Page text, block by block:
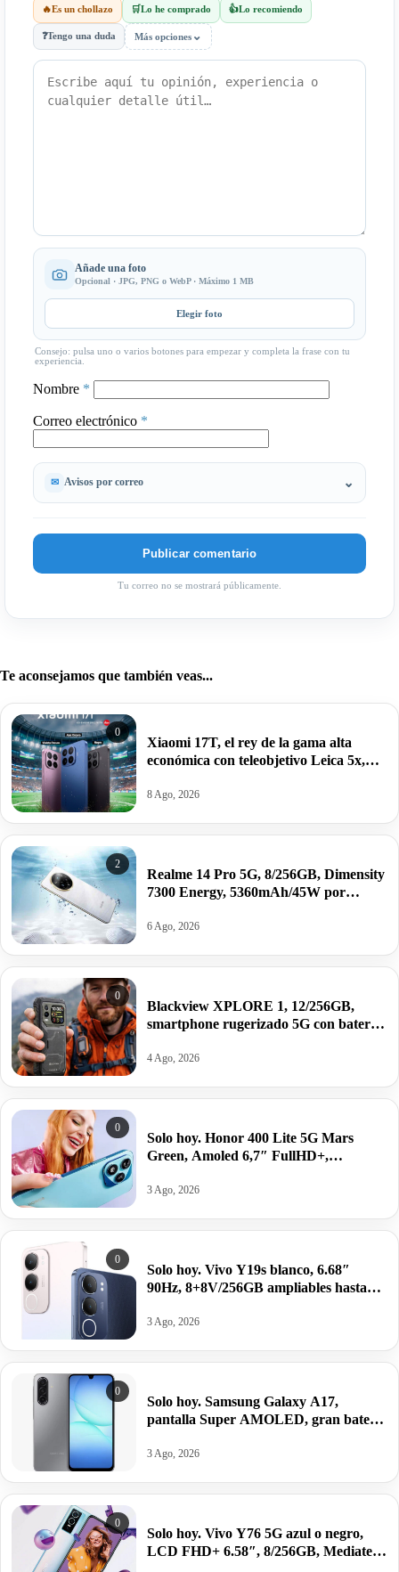
🔥Es un chollazo 🛒Lo he comprado 👍Lo recomiendo
❓Tengo una duda Más opciones ⌄
Añade una foto
Opcional · JPG, PNG o WebP · Máximo 1 MB
Elegir foto
Consejo: pulsa uno o varios botones para empezar y completa la frase con tu
experiencia.
Nombre *
Correo electrónico *
Avisos por correo
Tu correo no se mostrará públicamente.
Te aconsejamos que también veas...
0
Xiaomi 17T, el rey de la gama alta
económica con teleobjetivo Leica 5x,
Dimensity 8500-Ultra por 649,99€.
8 Ago, 2026
2
Realme 14 Pro 5G, 8/256GB, Dimensity
7300 Energy, 5360mAh/45W por
6 Ago, 2026
0
Blackview XPLORE 1, 12/256GB,
smartphone rugerizado 5G con batería
216,95€.
4 Ago, 2026
0
Solo hoy. Honor 400 Lite 5G Mars
Green, Amoled 6,7″ FullHD+,
por 168,20€.
3 Ago, 2026
0
Solo hoy. Vivo Y19s blanco, 6.68″
90Hz, 8+8V/256GB ampliables hasta
5150mAh/44W por 84,91€.
3 Ago, 2026
0
Solo hoy. Samsung Galaxy A17,
pantalla Super AMOLED, gran batería
antes 199,99€.
3 Ago, 2026
0
Solo hoy. Vivo Y76 5G azul o negro,
LCD FHD+ 6.58″, 8/256GB, Mediatek